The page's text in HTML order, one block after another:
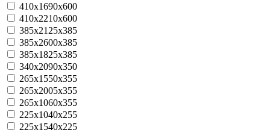
410х1690х600
410х2210х600
385x2125x385
385x2600x385
385x1825x385
340х2090х350
265х1550х355
265х2005х355
265х1060х355
225х1040х255
225х1540х225